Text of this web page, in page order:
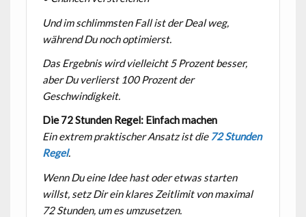
Und im schlimmsten Fall ist der Deal weg,
während Du noch optimierst.
Das Ergebnis wird vielleicht 5 Prozent besser,
aber Du verlierst 100 Prozent der
Geschwindigkeit.
Die 72 Stunden Regel: Einfach machen
Ein extrem praktischer Ansatz ist die 72 Stunden
Regel.
Wenn Du eine Idee hast oder etwas starten
willst, setz Dir ein klares Zeitlimit von maximal
72 Stunden, um es umzusetzen.